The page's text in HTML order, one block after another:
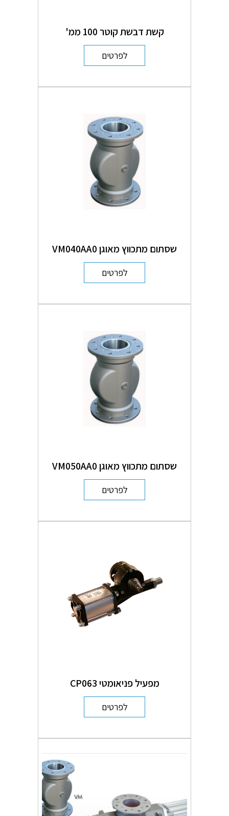
קשת דבשת קוטר 100 ממ'
לפרטים
שסתום מתכווץ מאוגן VM040AA0
לפרטים
שסתום מתכווץ מאוגן VM050AA0
לפרטים
מפעיל פניאומטי CP063
לפרטים